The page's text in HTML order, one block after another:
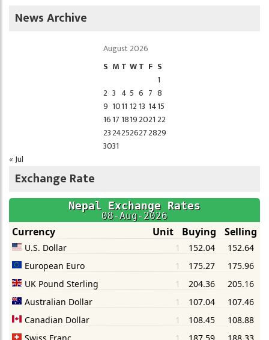
News Archive
August 2026
S M T WT F S
1
2 3 4 5 6 7 8
9 1011 12 13 1415
1617 1819202122
23242526272829
3031
« Jul
Exchange Rate